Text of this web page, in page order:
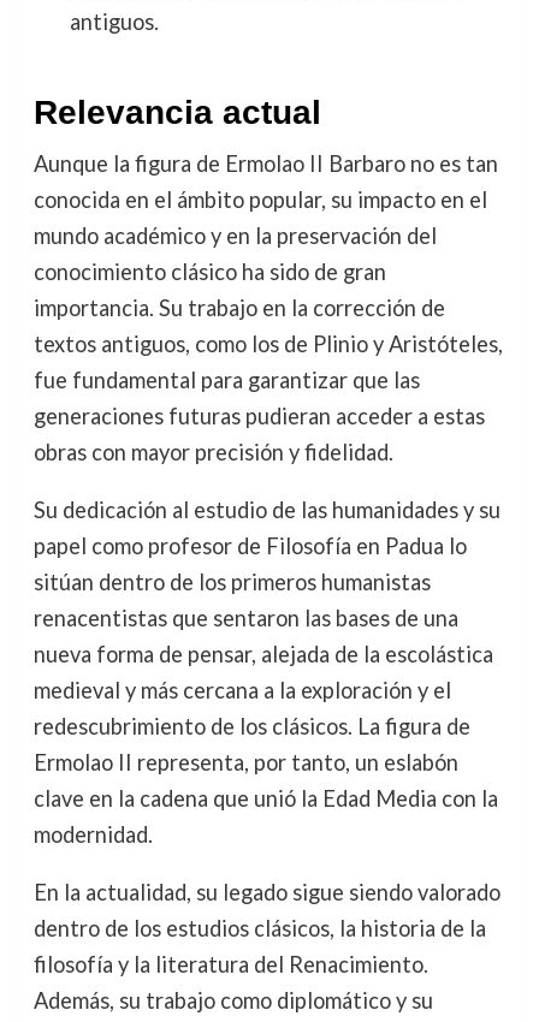
antiguos.
Relevancia actual
Aunque la figura de Ermolao II Barbaro no es tan
conocida en el ámbito popular, su impacto en el
mundo académico y en la preservación del
conocimiento clásico ha sido de gran
importancia. Su trabajo en la corrección de
textos antiguos, como los de Plinio y Aristóteles,
fue fundamental para garantizar que las
generaciones futuras pudieran acceder a estas
obras con mayor precisión y fidelidad.
Su dedicación al estudio de las humanidades y su
papel como profesor de Filosofía en Padua lo
sitúan dentro de los primeros humanistas
renacentistas que sentaron las bases de una
nueva forma de pensar, alejada de la escolástica
medieval y más cercana a la exploración y el
redescubrimiento de los clásicos. La figura de
Ermolao II representa, por tanto, un eslabón
clave en la cadena que unió la Edad Media con la
modernidad.
En la actualidad, su legado sigue siendo valorado
dentro de los estudios clásicos, la historia de la
filosofía y la literatura del Renacimiento.
Además, su trabajo como diplomático y su